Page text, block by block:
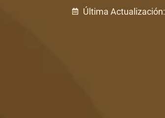
Última Actualización: